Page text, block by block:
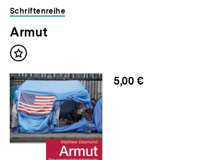
Inhaltskarousell
für
weitere
Inhalte
Inhaltskarussell
überspringen
Schriftenreihe
Armut
Inhalt
5,00 €